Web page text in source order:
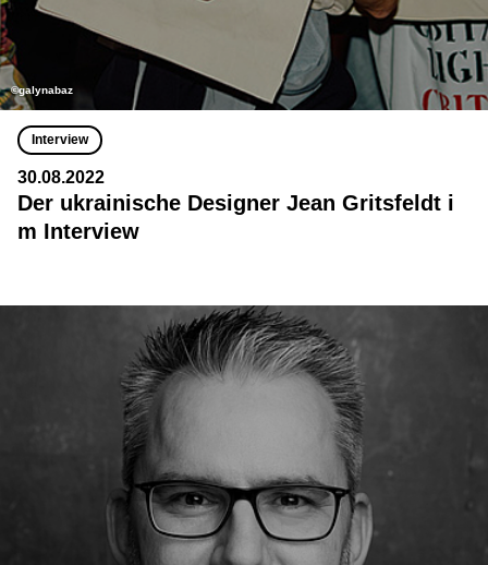
©galynabaz
Interview
30.08.2022
Der ukrainische Designer Jean Gritsfeldt i
m Interview